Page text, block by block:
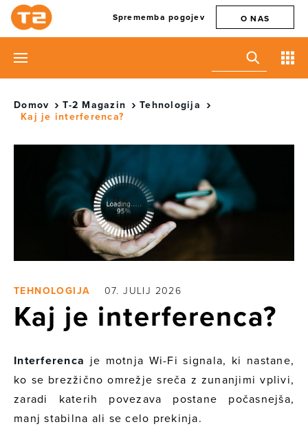
Sprememba pogojev O NAS
Domov T-2 Magazin
Tehnologija
Kaj je interferenca?
TEHNOLOGIJA 07. JULIJ 2026
Kaj je interferenca?
Interferenca je motnja Wi-Fi signala, ki nastane,
ko se brezžično omrežje sreča z zunanjimi vplivi,
zaradi katerih povezava postane počasnejša,
manj stabilna ali se celo prekinja.